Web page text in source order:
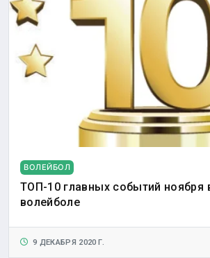
ВОЛЕЙБОЛ
ТОП-10 главных событий ноября
волейболе
9 ДЕКАБРЯ 2020 Г.